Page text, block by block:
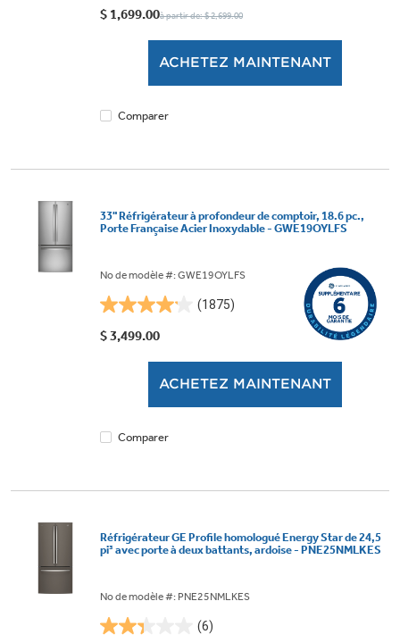
étoile(s)
$ 1,699.00à partir de: $ 2,699.00
ACHETEZ MAINTENANT
Comparer
33" Réfrigérateur à profondeur de comptoir, 18.6 pc.,
Porte Française Acier Inoxydable - GWE19OYLFS
No de modèle #: GWE19OYLFS
(1875)
4.1
étoile(s)
$ 3,499.00
ACHETEZ MAINTENANT
Comparer
Réfrigérateur GE Profile homologué Energy Star de 24,5
pi³ avec porte à deux battants, ardoise - PNE25NMLKES
No de modèle #: PNE25NMLKES
(6)
2.3